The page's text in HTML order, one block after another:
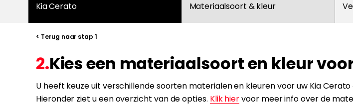
Afwerkingen
Levering en garantie
Kia Cerato
Materiaalsoort & kleur
< Terug naar stap 1
2.Kies een materiaalsoort en kleur
U heeft keuze uit verschillende soorten materialen en kleuren voor uw Kia
Hieronder ziet u een overzicht van de opties. Klik hiervoor meer info over de